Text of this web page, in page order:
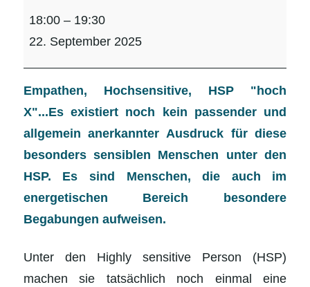
HSP(+),
interaktives
Webinar
(ausgebucht!,
nächster
Termin
am
23.10.)
18:00 – 19:30
22. September 2025
Empathen, Hochsensitive, HSP "hoch
X"...Es existiert noch kein passender und
allgemein anerkannter Ausdruck für diese
besonders sensiblen Menschen unter den
HSP. Es sind Menschen, die auch im
energetischen Bereich besondere
Begabungen aufweisen.
Unter den Highly sensitive Person (HSP)
machen sie tatsächlich noch einmal eine